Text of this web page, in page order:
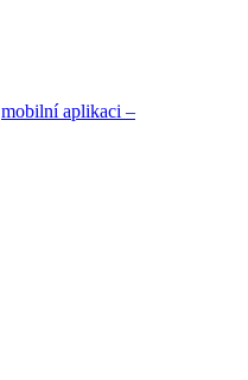
mobilní aplikaci –